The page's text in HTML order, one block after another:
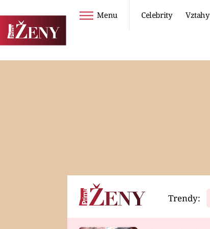
Menu Celebrity Vztahy
Horoskopy Video
Trendy: